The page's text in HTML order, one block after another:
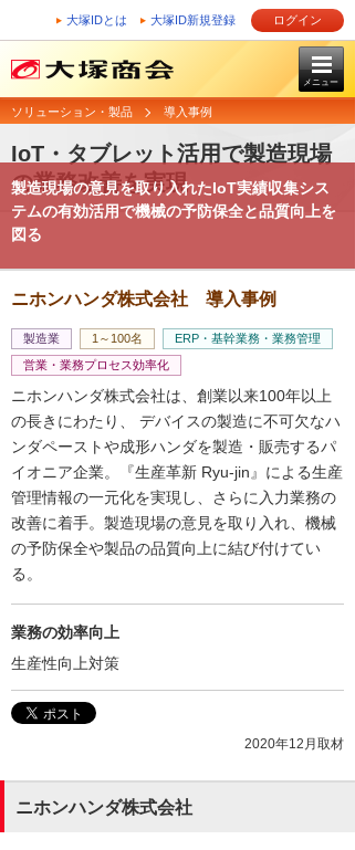
大塚IDとは 大塚ID新規登録 ログイン
メニュー
ソリューション・製品 導入事例
IoT・タブレット活用で製造現場
の業務改善を実現
製造現場の意見を取り入れたIoT実績収集シス
テムの有効活用で機械の予防保全と品質向上を
図る
ニホンハンダ株式会社 導入事例
製造業 1～100名
ERP・基幹業務・業務管理
営業・業務プロセス効率化
ニホンハンダ株式会社は、創業以来100年以上
の長きにわたり、 デバイスの製造に不可欠なハ
ンダペーストや成形ハンダを製造・販売するパ
イオニア企業。『生産革新 Ryu-jin』による生産
管理情報の一元化を実現し、さらに入力業務の
改善に着手。製造現場の意見を取り入れ、機械
の予防保全や製品の品質向上に結び付けてい
る。
業務の効率向上
生産性向上対策
2020年12月取材
ニホンハンダ株式会社